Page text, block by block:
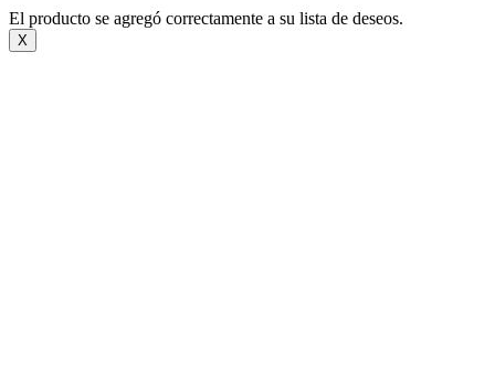
El producto se agregó correctamente a su lista de deseos.
X